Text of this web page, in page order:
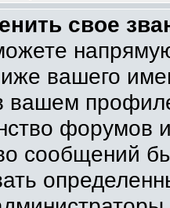
свое
вашего
вашем
форумов
сообщений